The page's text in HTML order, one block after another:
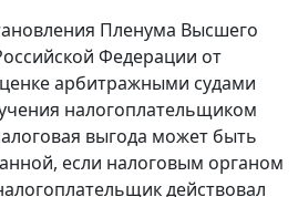
Пленума Высшего
Федерации от
арбитражными судами
налогоплательщиком
выгода может быть
если налоговым органом
действовал